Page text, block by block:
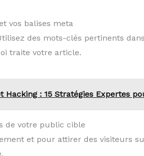
vos balises meta
des mots-clés pertinents
traite votre article.
: 15 Stratégies Expertes
de votre public cible
et pour attirer des visiteurs